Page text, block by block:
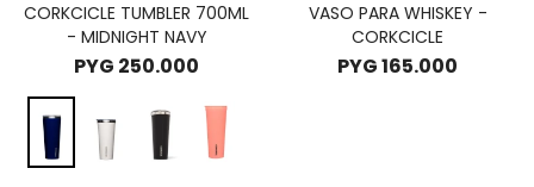
CORKCICLE TUMBLER 700ML
- MIDNIGHT NAVY
PYG 250.000
VASO PARA WHISKEY -
CORKCICLE
PYG165.000